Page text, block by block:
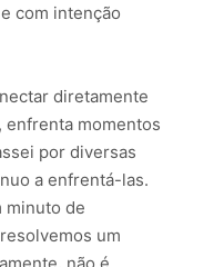
com intenção
diretamente
enfrenta momentos
por diversas
a enfrentá-las.
minuto de
um